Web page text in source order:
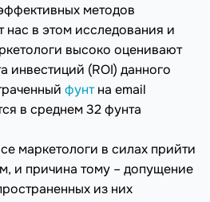
методов
нас в этом исследования и
высоко оценивают
инвестиций (ROI) данного
фунтна email
в среднем 32 фунта
маркетологи в силах прийти
и причина тому – допущение
из них